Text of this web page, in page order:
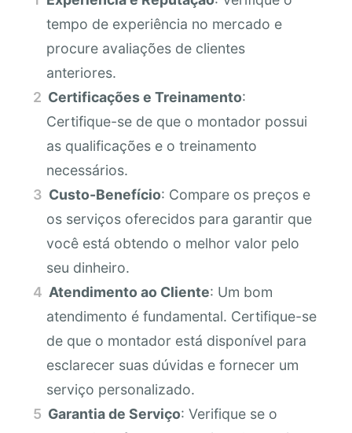
tempo de experiência no mercado e
procure avaliações de clientes
anteriores.
Certificações e Treinamento:
Certifique-se de que o montador possui
as qualificações e o treinamento
necessários.
Custo-Benefício: Compare os preços e
os serviços oferecidos para garantir que
você está obtendo o melhor valor pelo
seu dinheiro.
Atendimento ao Cliente: Um bom
atendimento é fundamental. Certifique-se
de que o montador está disponível para
esclarecer suas dúvidas e fornecer um
serviço personalizado.
Garantia de Serviço: Verifique se o